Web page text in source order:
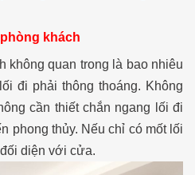
khách
không quan trong là bao nhiêu
đi phải thông thoáng. Không
cần thiết chắn ngang lối đi
phong thủy. Nếu chỉ có mốt lối
diện với cửa.